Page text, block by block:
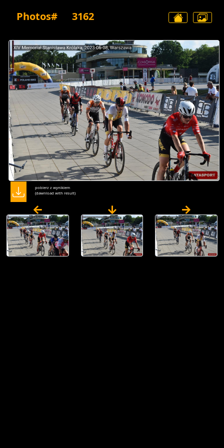
Photos# 3162
pobierz z wynikiem
(dawnload with result)